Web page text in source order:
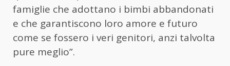
famiglie che adottano i bimbi abbandonati
e che garantiscono loro amore e futuro
come se fossero i veri genitori, anzi talvolta
pure meglio”.